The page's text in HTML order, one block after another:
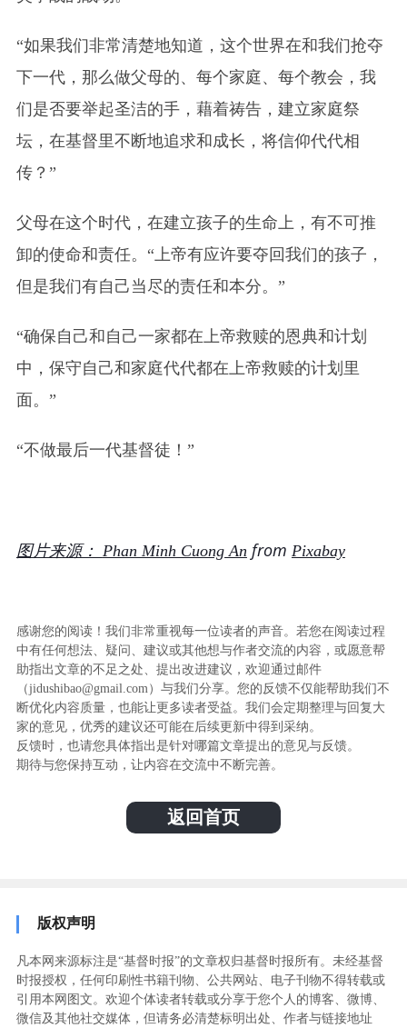
“如果我们非常清楚地知道，这个世界在和我们抢夺
下一代，那么做父母的、每个家庭、每个教会，我
们是否要举起圣洁的手，藉着祷告，建立家庭祭
坛，在基督里不断地追求和成长，将信仰代代相
传？”
父母在这个时代，在建立孩子的生命上，有不可推
卸的使命和责任。“上帝有应许要夺回我们的孩子，
但是我们有自己当尽的责任和本分。”
“确保自己和自己一家都在上帝救赎的恩典和计划
中，保守自己和家庭代代都在上帝救赎的计划里
面。”
“不做最后一代基督徒！”
图片来源： Phan Minh Cuong An from Pixabay
感谢您的阅读！我们非常重视每一位读者的声音。若您在阅读过程
中有任何想法、疑问、建议或其他想与作者交流的内容，或愿意帮
助指出文章的不足之处、提出改进建议，欢迎通过邮件
（jidushibao@gmail.com）与我们分享。您的反馈不仅能帮助我们不
断优化内容质量，也能让更多读者受益。我们会定期整理与回复大
家的意见，优秀的建议还可能在后续更新中得到采纳。
反馈时，也请您具体指出是针对哪篇文章提出的意见与反馈。
期待与您保持互动，让内容在交流中不断完善。
返回首页
版权声明
凡本网来源标注是“基督时报”的文章权归基督时报所有。未经基督
时报授权，任何印刷性书籍刊物、公共网站、电子刊物不得转载或
引用本网图文。欢迎个体读者转载或分享于您个人的博客、微博、
微信及其他社交媒体，但请务必清楚标明出处、作者与链接地址